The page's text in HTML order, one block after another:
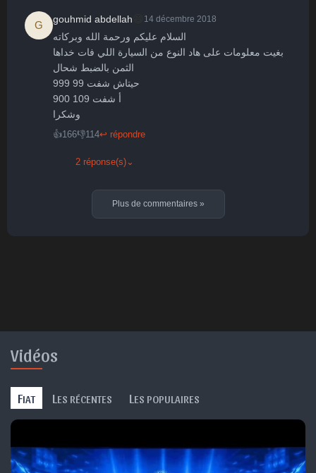
G
gouhmid abdellah 14 décembre 2018
السلام عليكم ورحمة الله وبركاته
بغيت معلومات على هاد النوع من السيارة اللي فات خداها
الثمن بالضبط شحال
حيتاش شفت 99 999
أ شفت 109 900
وشكرا
👍166👎114↩ répondre
2 réponse(s) ⌄
Plus de commentaires »
Vidéos
FIAT L ES RÉCENTES L ES POPULAIRES